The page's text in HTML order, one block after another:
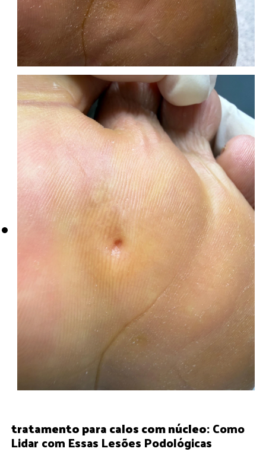
tratamento para calos com núcleo: Como
Lidar com Essas Lesões Podológicas